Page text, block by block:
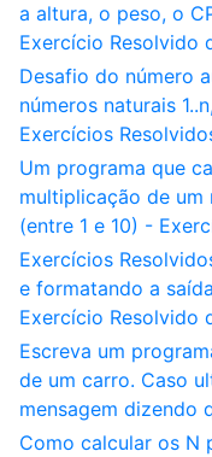
a altura, o peso, o
Exercício Resolvido
Desafio do número
números naturais
Exercícios
Um programa que
multiplicação de um
(entre 1 e 10) -
Exercícios
e formatando a
Exercício Resolvido
Escreva um
de um carro. Caso
mensagem dizendo
Como calcular os N